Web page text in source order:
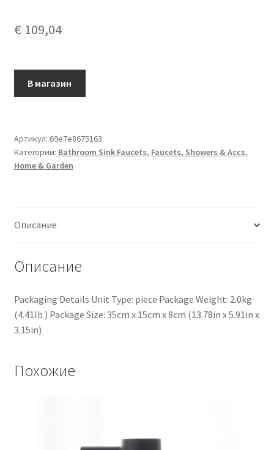
€ 109,04
В магазин
Артикул: 69e7e8675163
Категории: Bathroom Sink Faucets, Faucets, Showers & Accs,
Home & Garden
Описание
Описание
Packaging Details Unit Type: piece Package Weight: 2.0kg
(4.41lb.) Package Size: 35cm x 15cm x 8cm (13.78in x 5.91in x
3.15in)
Похожие